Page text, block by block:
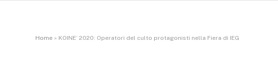
Home » KOINE’ 2020: Operatori del culto protagonisti nella Fiera di IEG